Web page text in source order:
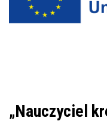
„Nauczyciel